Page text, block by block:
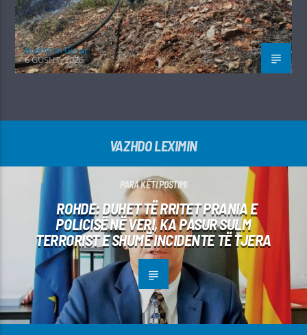
Kushtrim Guraj
6 GUSHT, 2026
VAZHDO LEXIMIN
PARA KËTI POSTIMI
ROHDE: DUHET TË RRITET PRANIA E
POLICISË NË VERI, KA PASUR SULM
TERRORIST E SHUMË INCIDENTE TË TJERA